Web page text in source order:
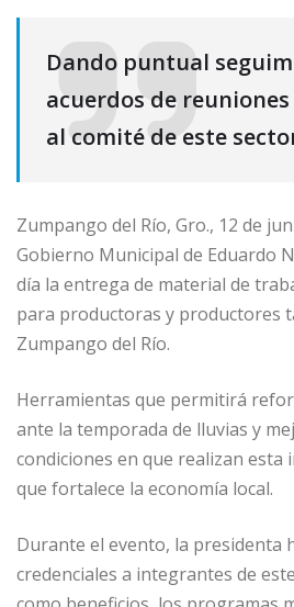
Dando puntual
acuerdos de
al comité de este
Zumpango del Río, Gro., 12 de
Gobierno Municipal de Eduardo
día la entrega de material de
para productoras y productores
Zumpango del Río.
Herramientas que permitirá
ante la temporada de lluvias y
condiciones en que realizan esta
que fortalece la economía local.
Durante el evento, la presidenta
credenciales a integrantes de